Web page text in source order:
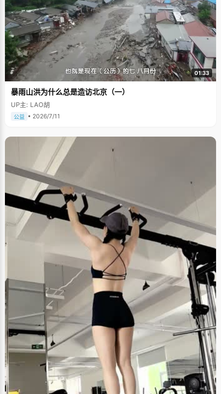
01:33
暴雨山洪为什么总是造访北京（一）
UP主: LAO胡
公益 • 2026/7/11